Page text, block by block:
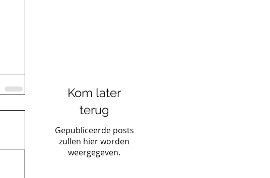
Kom later
terug
Gepubliceerde posts
zullen hier worden
weergegeven.